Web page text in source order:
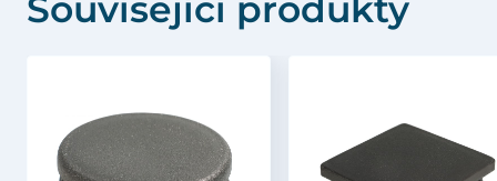
Související produkty